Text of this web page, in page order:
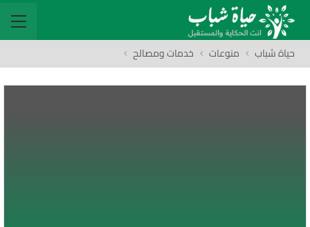
حياة شباب منوعات خدمات ومصالح